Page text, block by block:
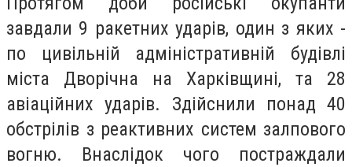
завдали 9 ракетних ударів, один з яких -
по цивільній адміністративній будівлі
міста Дворічна на Харківщині, та 28
авіаційних ударів. Здійснили понад 40
обстрілів з реактивних систем залпового
вогню. Внаслідок чого постраждали